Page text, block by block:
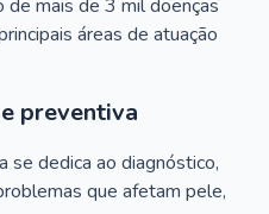
mais de 3 mil doenças
áreas de atuação
preventiva
se dedica ao diagnóstico,
que afetam pele,